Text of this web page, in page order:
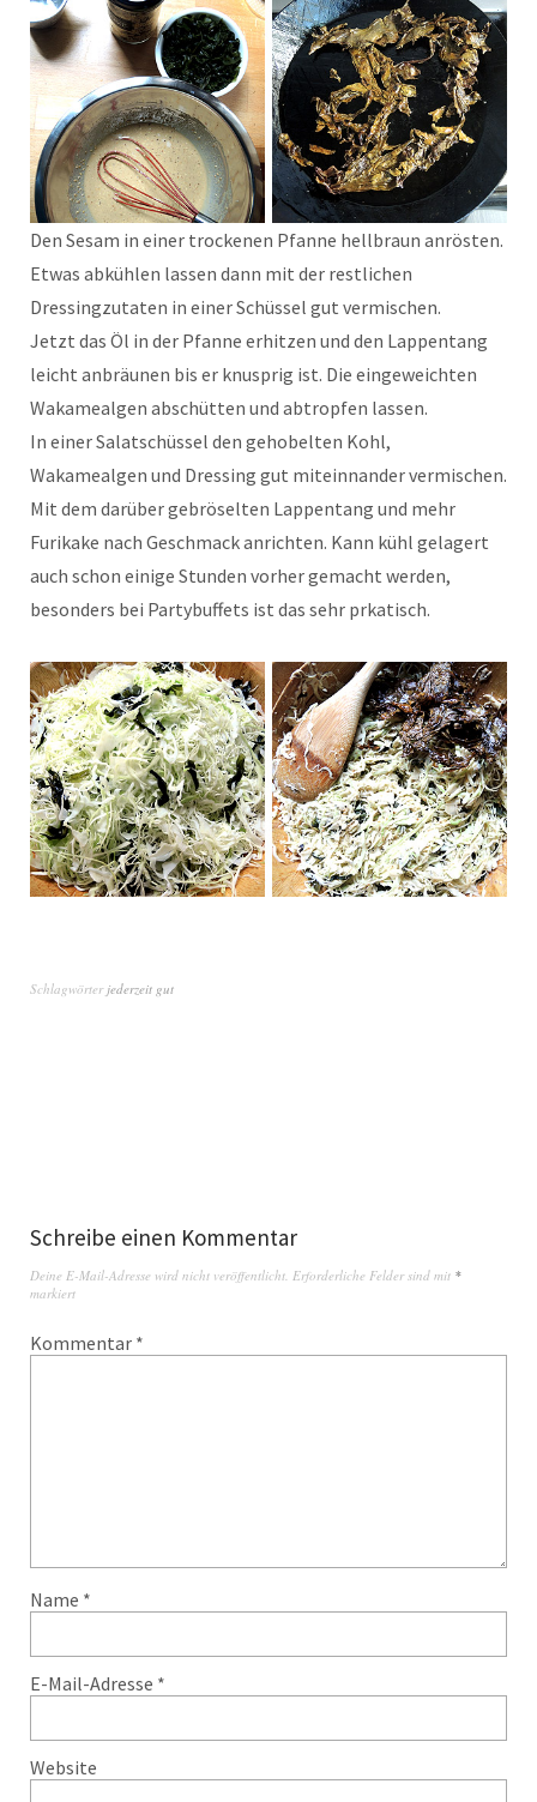
Den Sesam in einer trockenen Pfanne hellbraun anrösten.
Etwas abkühlen lassen dann mit der restlichen
Dressingzutaten in einer Schüssel gut vermischen.
Jetzt das Öl in der Pfanne erhitzen und den Lappentang
leicht anbräunen bis er knusprig ist. Die eingeweichten
Wakamealgen abschütten und abtropfen lassen.
In einer Salatschüssel den gehobelten Kohl,
Wakamealgen und Dressing gut miteinnander vermischen.
Mit dem darüber gebröselten Lappentang und mehr
Furikake nach Geschmack anrichten. Kann kühl gelagert
auch schon einige Stunden vorher gemacht werden,
besonders bei Partybuffets ist das sehr prkatisch.
Schlagwörter jederzeit gut
Schreibe einen Kommentar
Deine E-Mail-Adresse wird nicht veröffentlicht. Erforderliche Felder sind mit *
markiert
Kommentar *
Name *
E-Mail-Adresse *
Website